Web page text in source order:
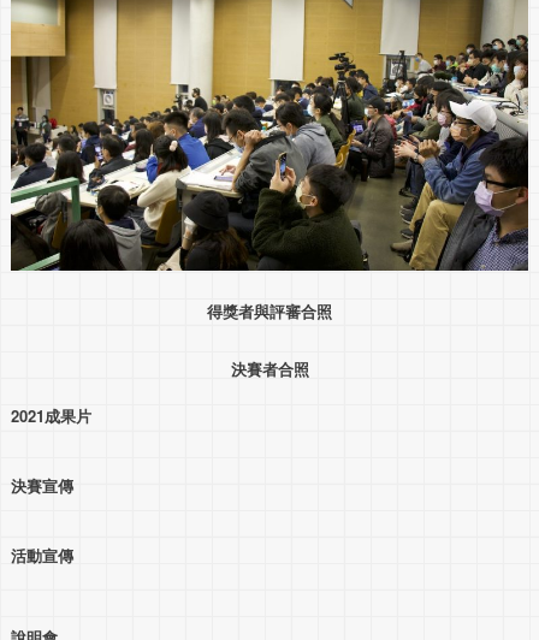
得獎者與評審合照
決賽者合照
2021成果片
決賽宣傳
活動宣傳